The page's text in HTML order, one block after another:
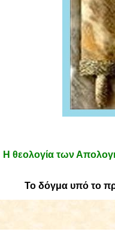
Η θεολογία των
Το δόγμα υπό το